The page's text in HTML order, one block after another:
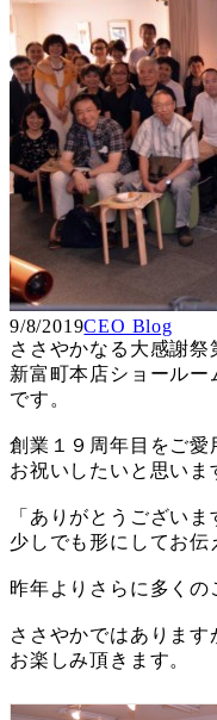
9/8/2019CEO Blog
ささやかなる大感謝
新富町本店ショール
です。
創業１９周年目をご愛
お祝いしたいと思いま
「ありがとうござい
少しでも形にしてお伝
昨年よりさらに多くの
ささやかではありま
お楽しみ頂きます。